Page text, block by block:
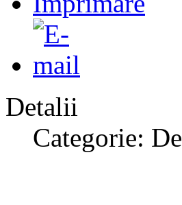
Detalii
Categorie: